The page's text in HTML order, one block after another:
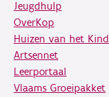
Jeugdhulp
OverKop
Huizen van het Kind
Artsennet
Leerportaal
Vlaams Groeipakket